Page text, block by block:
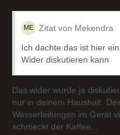
Zitat von Mekendra
Ich dachte das ist hier
Wider diskutieren kann
Das wider wurde ja
nur in deinem Haushalt.
Wasserleitungen im Gerät
schmeckt der Kaffee...